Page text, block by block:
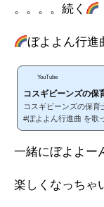
。。。。続く
ぼよよん行進
YouTube
コスギビーンズの保
コスギビーンズの保育
#ぼよよん行進曲 を歌
一緒にぼよよー
楽しくなっちゃ